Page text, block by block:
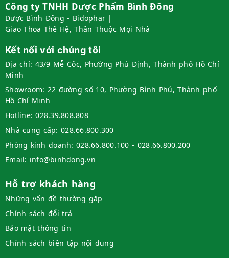
Sức đề kháng
Suy nhược cơ thể
Thận yếu
Thiếu dinh dưỡng
Thói quen ăn uống
Thói quen gây hại
Thức khuya
Tiểu đêm & Tiểu nhiều
Tiểu tiện - Nước tiểu
Trễ kinh
Triệu chứng Hô hấp và Phổi
Tư thế sinh hoạt đúng
Tức ngực
Ù tai
Công ty TNHH Dược Phẩm Bình Đông
Dược Bình Đông - Bidophar |
Giao Thoa Thế Hệ, Thân Thuộc Mọi Nhà
Kết nối với chúng tôi
Địa chỉ: 43/9 Mễ Cốc, Phường Phú Định, Thành phố Hồ Chí
Minh
Showroom: 22 đường số 10, Phường Bình Phú, Thành phố
Hồ Chí Minh
Hotline: 028.39.808.808
Nhà cung cấp: 028.66.800.300
Phòng kinh doanh: 028.66.800.100 - 028.66.800.200
Email: info@binhdong.vn
Hỗ trợ khách hàng
Những vấn đề thường gặp
Chính sách đổi trả
Bảo mật thông tin
Chính sách biên tập nội dung